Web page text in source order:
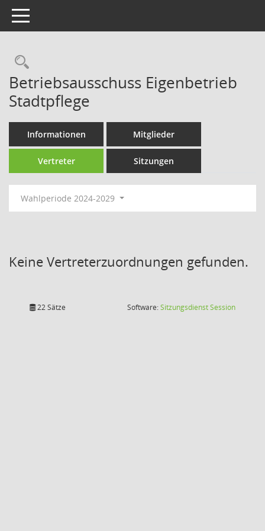
Toggle navigation
Rechercheauswahl
Betriebsausschuss Eigenbetrieb
Stadtpflege
Informationen Mitglieder
Vertreter Sitzungen
Wahlperiode 2024-2029
Keine Vertreterzuordnungen gefunden.
22 Sätze Software:SitzungsdienstSession(Wird in